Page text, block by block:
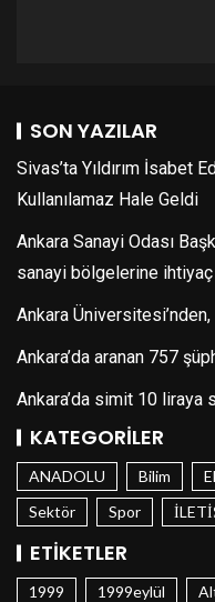
SON YAZILAR
Sivas’ta Yıldırım İsabet
Kullanılamaz Hale Geldi
Ankara Sanayi Odası
sanayi bölgelerine
Ankara Üniversitesi’nden,
Ankara’da aranan 757
Ankara’da simit 10 liraya
KATEGORILER
ANADOLU Bilim
Sektör
Spor
ETIKETLER
1999 1999eylül